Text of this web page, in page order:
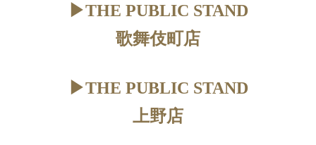
▶︎THE PUBLIC STAND
歌舞伎町店
▶︎THE PUBLIC STAND
上野店